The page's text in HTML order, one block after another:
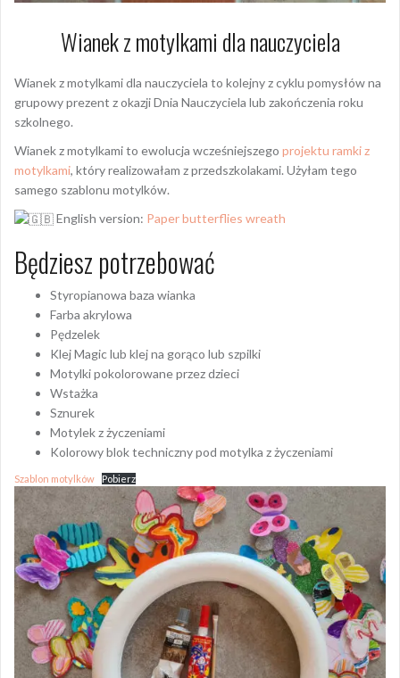
Wianek z motylkami dla nauczyciela
Wianek z motylkami dla nauczyciela to kolejny z cyklu pomysłów na
grupowy prezent z okazji Dnia Nauczyciela lub zakończenia roku
szkolnego.
Wianek z motylkami to ewolucja wcześniejszego projektu ramki z
motylkami, który realizowałam z przedszkolakami. Użyłam tego
samego szablonu motylków.
English version: Paper butterflies wreath
Będziesz potrzebować
Styropianowa baza wianka
Farba akrylowa
Pędzelek
Klej Magic lub klej na gorąco lub szpilki
Motylki pokolorowane przez dzieci
Wstażka
Sznurek
Motylek z życzeniami
Kolorowy blok techniczny pod motylka z życzeniami
Szablon motylków Pobierz